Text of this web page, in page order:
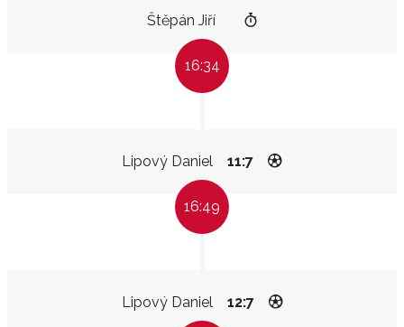
Štěpán Jiří
16:34
Lipový Daniel 11:7
16:49
Lipový Daniel 12:7